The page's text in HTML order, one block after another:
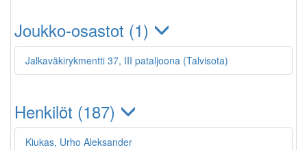
Joukko-osastot (1)
Jalkaväkirykmentti 37, III pataljoona (Talvisota)
Henkilöt (187)
Kiukas, Urho Aleksander